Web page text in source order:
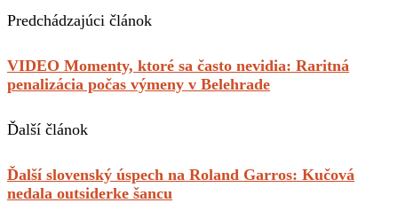
Predchádzajúci článok
VIDEO Momenty, ktoré sa často nevidia: Raritná
penalizácia počas výmeny v Belehrade
Ďalší článok
Ďalší slovenský úspech na Roland Garros: Kučová
nedala outsiderke šancu